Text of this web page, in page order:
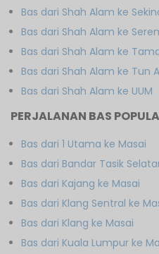
Bas dari Shah Alam ke
Bas dari Shah Alam ke
Bas dari Shah Alam ke
Bas dari Shah Alam ke Tun
Bas dari Shah Alam ke UUM
PERJALANAN BAS
Bas dari 1 Utama ke Masai
Bas dari Bandar Tasik
Bas dari Kajang ke Masai
Bas dari Klang Sentral ke
Bas dari Klang ke Masai
Bas dari Kuala Lumpur ke